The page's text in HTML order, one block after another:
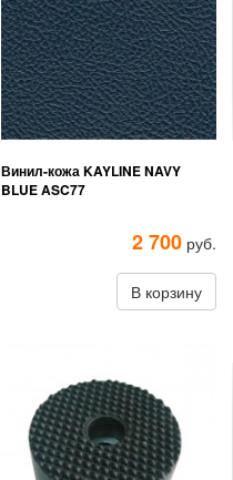
Винил-кожа KAYLINE NAVY
BLUE ASC77
2 700 руб.
В корзину